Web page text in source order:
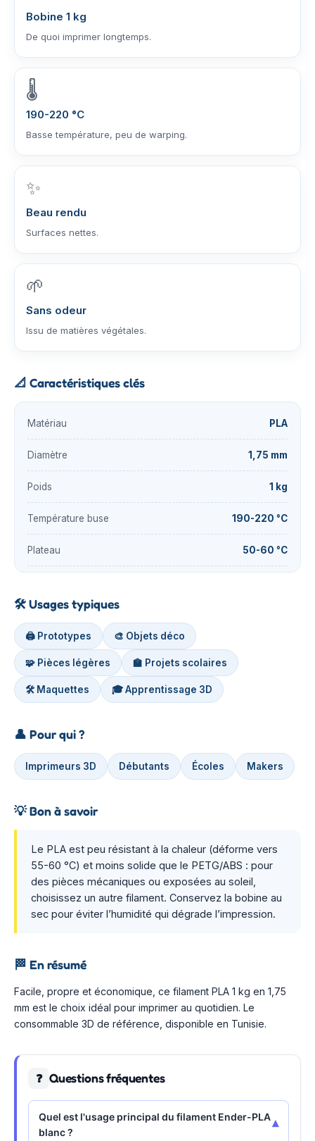
Bobine 1 kg
De quoi imprimer longtemps.
🌡️
190-220 °C
Basse température, peu de warping.
✨
Beau rendu
Surfaces nettes.
🌱
Sans odeur
Issu de matières végétales.
📐 Caractéristiques clés
Matériau PLA
Diamètre 1,75 mm
Poids 1 kg
Température buse 190-220 °C
Plateau 50-60 °C
🛠️Usages typiques
🖨️ Prototypes 🎨 Objets déco
🧩 Pièces légères 🏫 Projets scolaires
🛠️ Maquettes 🎓 Apprentissage 3D
👤 Pour qui ?
Imprimeurs 3D Débutants Écoles Makers
💡Bon à savoir
Le PLA est peu résistant à la chaleur (déforme vers
55-60 °C) et moins solide que le PETG/ABS : pour
des pièces mécaniques ou exposées au soleil,
choisissez un autre filament. Conservez la bobine au
sec pour éviter l’humidité qui dégrade l’impression.
🏁 En résumé
Facile, propre et économique, ce filament PLA 1 kg en 1,75
mm est le choix idéal pour imprimer au quotidien. Le
consommable 3D de référence, disponible en Tunisie.
❓ Questions fréquentes
Quel est l'usage principal du filament Ender-PLA
blanc ?
▾